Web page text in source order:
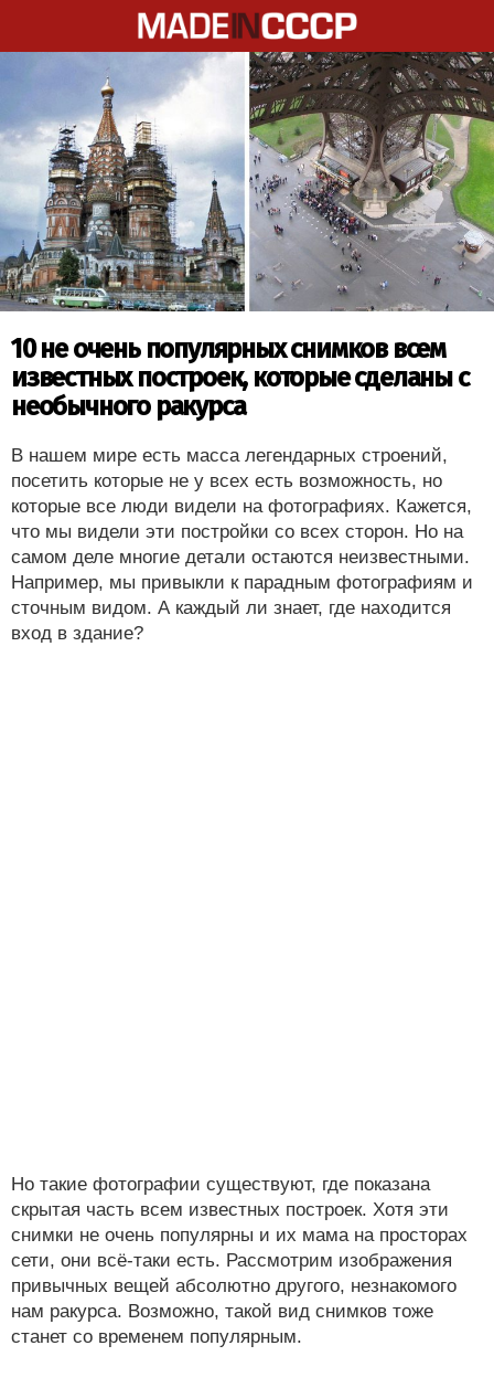
10 не очень популярных снимков всем
известных построек, которые сделаны с
необычного ракурса
В нашем мире есть масса легендарных строений,
посетить которые не у всех есть возможность, но
которые все люди видели на фотографиях. Кажется,
что мы видели эти постройки со всех сторон. Но на
самом деле многие детали остаются неизвестными.
Например, мы привыкли к парадным фотографиям и
сточным видом. А каждый ли знает, где находится
вход в здание?
Но такие фотографии существуют, где показана
скрытая часть всем известных построек. Хотя эти
снимки не очень популярны и их мама на просторах
сети, они всё-таки есть. Рассмотрим изображения
привычных вещей абсолютно другого, незнакомого
нам ракурса. Возможно, такой вид снимков тоже
станет со временем популярным.